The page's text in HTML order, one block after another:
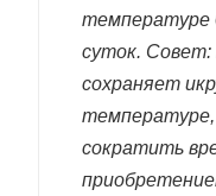
температуре
суток.
сохраняет
сократить